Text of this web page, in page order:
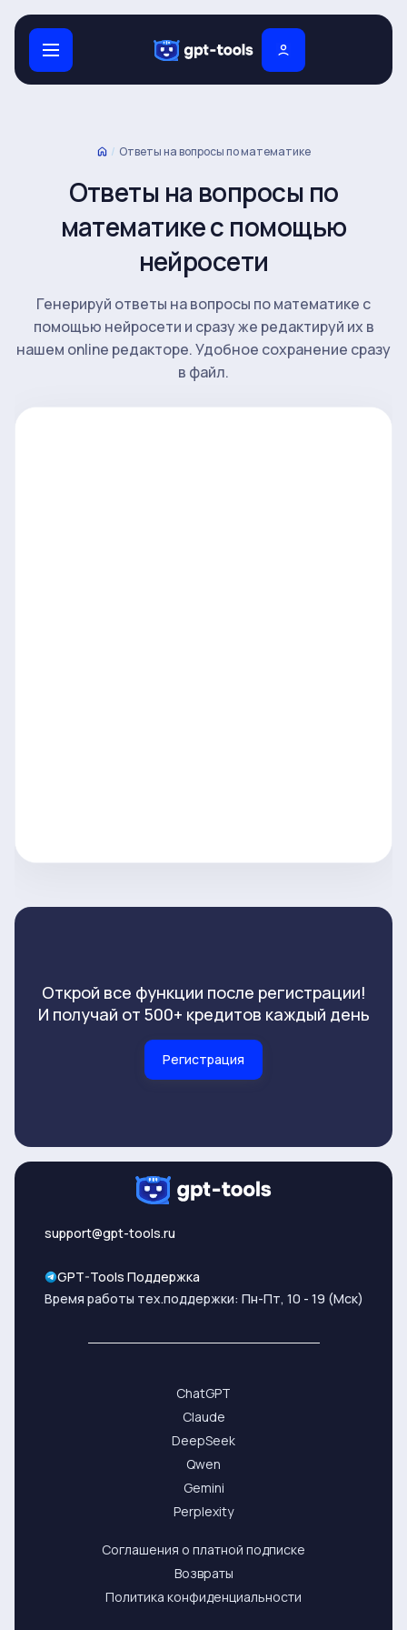
/ Ответы на вопросы по математике
Ответы на вопросы по
математике с помощью
нейросети
Генерируй ответы на вопросы по математике с
помощью нейросети и сразу же редактируй их в
нашем online редакторе. Удобное сохранение сразу
в файл.
Открой все функции после регистрации!
И получай от 500+ кредитов каждый день
Регистрация
support@gpt-tools.ru
GPT-Tools Поддержка
Время работы тех.поддержки: Пн-Пт, 10 - 19 (Мск)
ChatGPT
Claude
DeepSeek
Qwen
Gemini
Perplexity
Соглашения о платной подписке
Возвраты
Политика конфиденциальности